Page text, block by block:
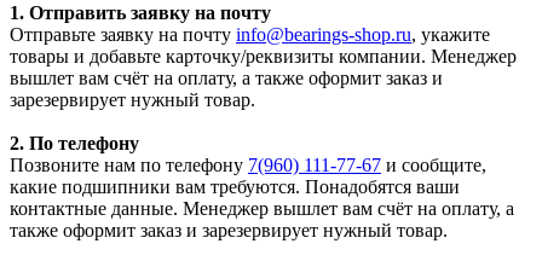
1. Отправить заявку на почту
Отправьте заявку на почту info@bearings-shop.ru, укажите
товары и добавьте карточку/реквизиты компании. Менеджер
вышлет вам счёт на оплату, а также оформит заказ и
зарезервирует нужный товар.
2. По телефону
Позвоните нам по телефону 7(960) 111-77-67 и сообщите,
какие подшипники вам требуются. Понадобятся ваши
контактные данные. Менеджер вышлет вам счёт на оплату, а
также оформит заказ и зарезервирует нужный товар.